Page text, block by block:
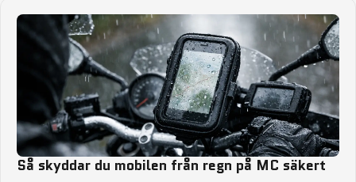
Så skyddar du mobilen från regn på MC säkert